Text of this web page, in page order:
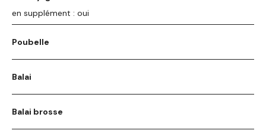
en supplément : oui
Poubelle
Balai
Balai brosse